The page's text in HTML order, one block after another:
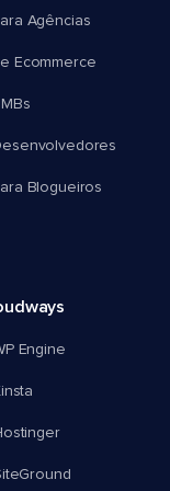
Agências
Ecommerce
Blogueiros
Engine